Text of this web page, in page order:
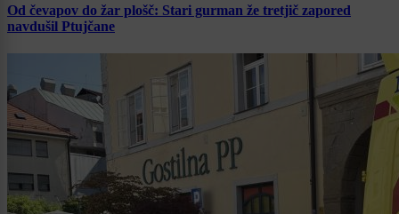
Od čevapov do žar plošč: Stari gurman že tretjič zapored
navdušil Ptujčane